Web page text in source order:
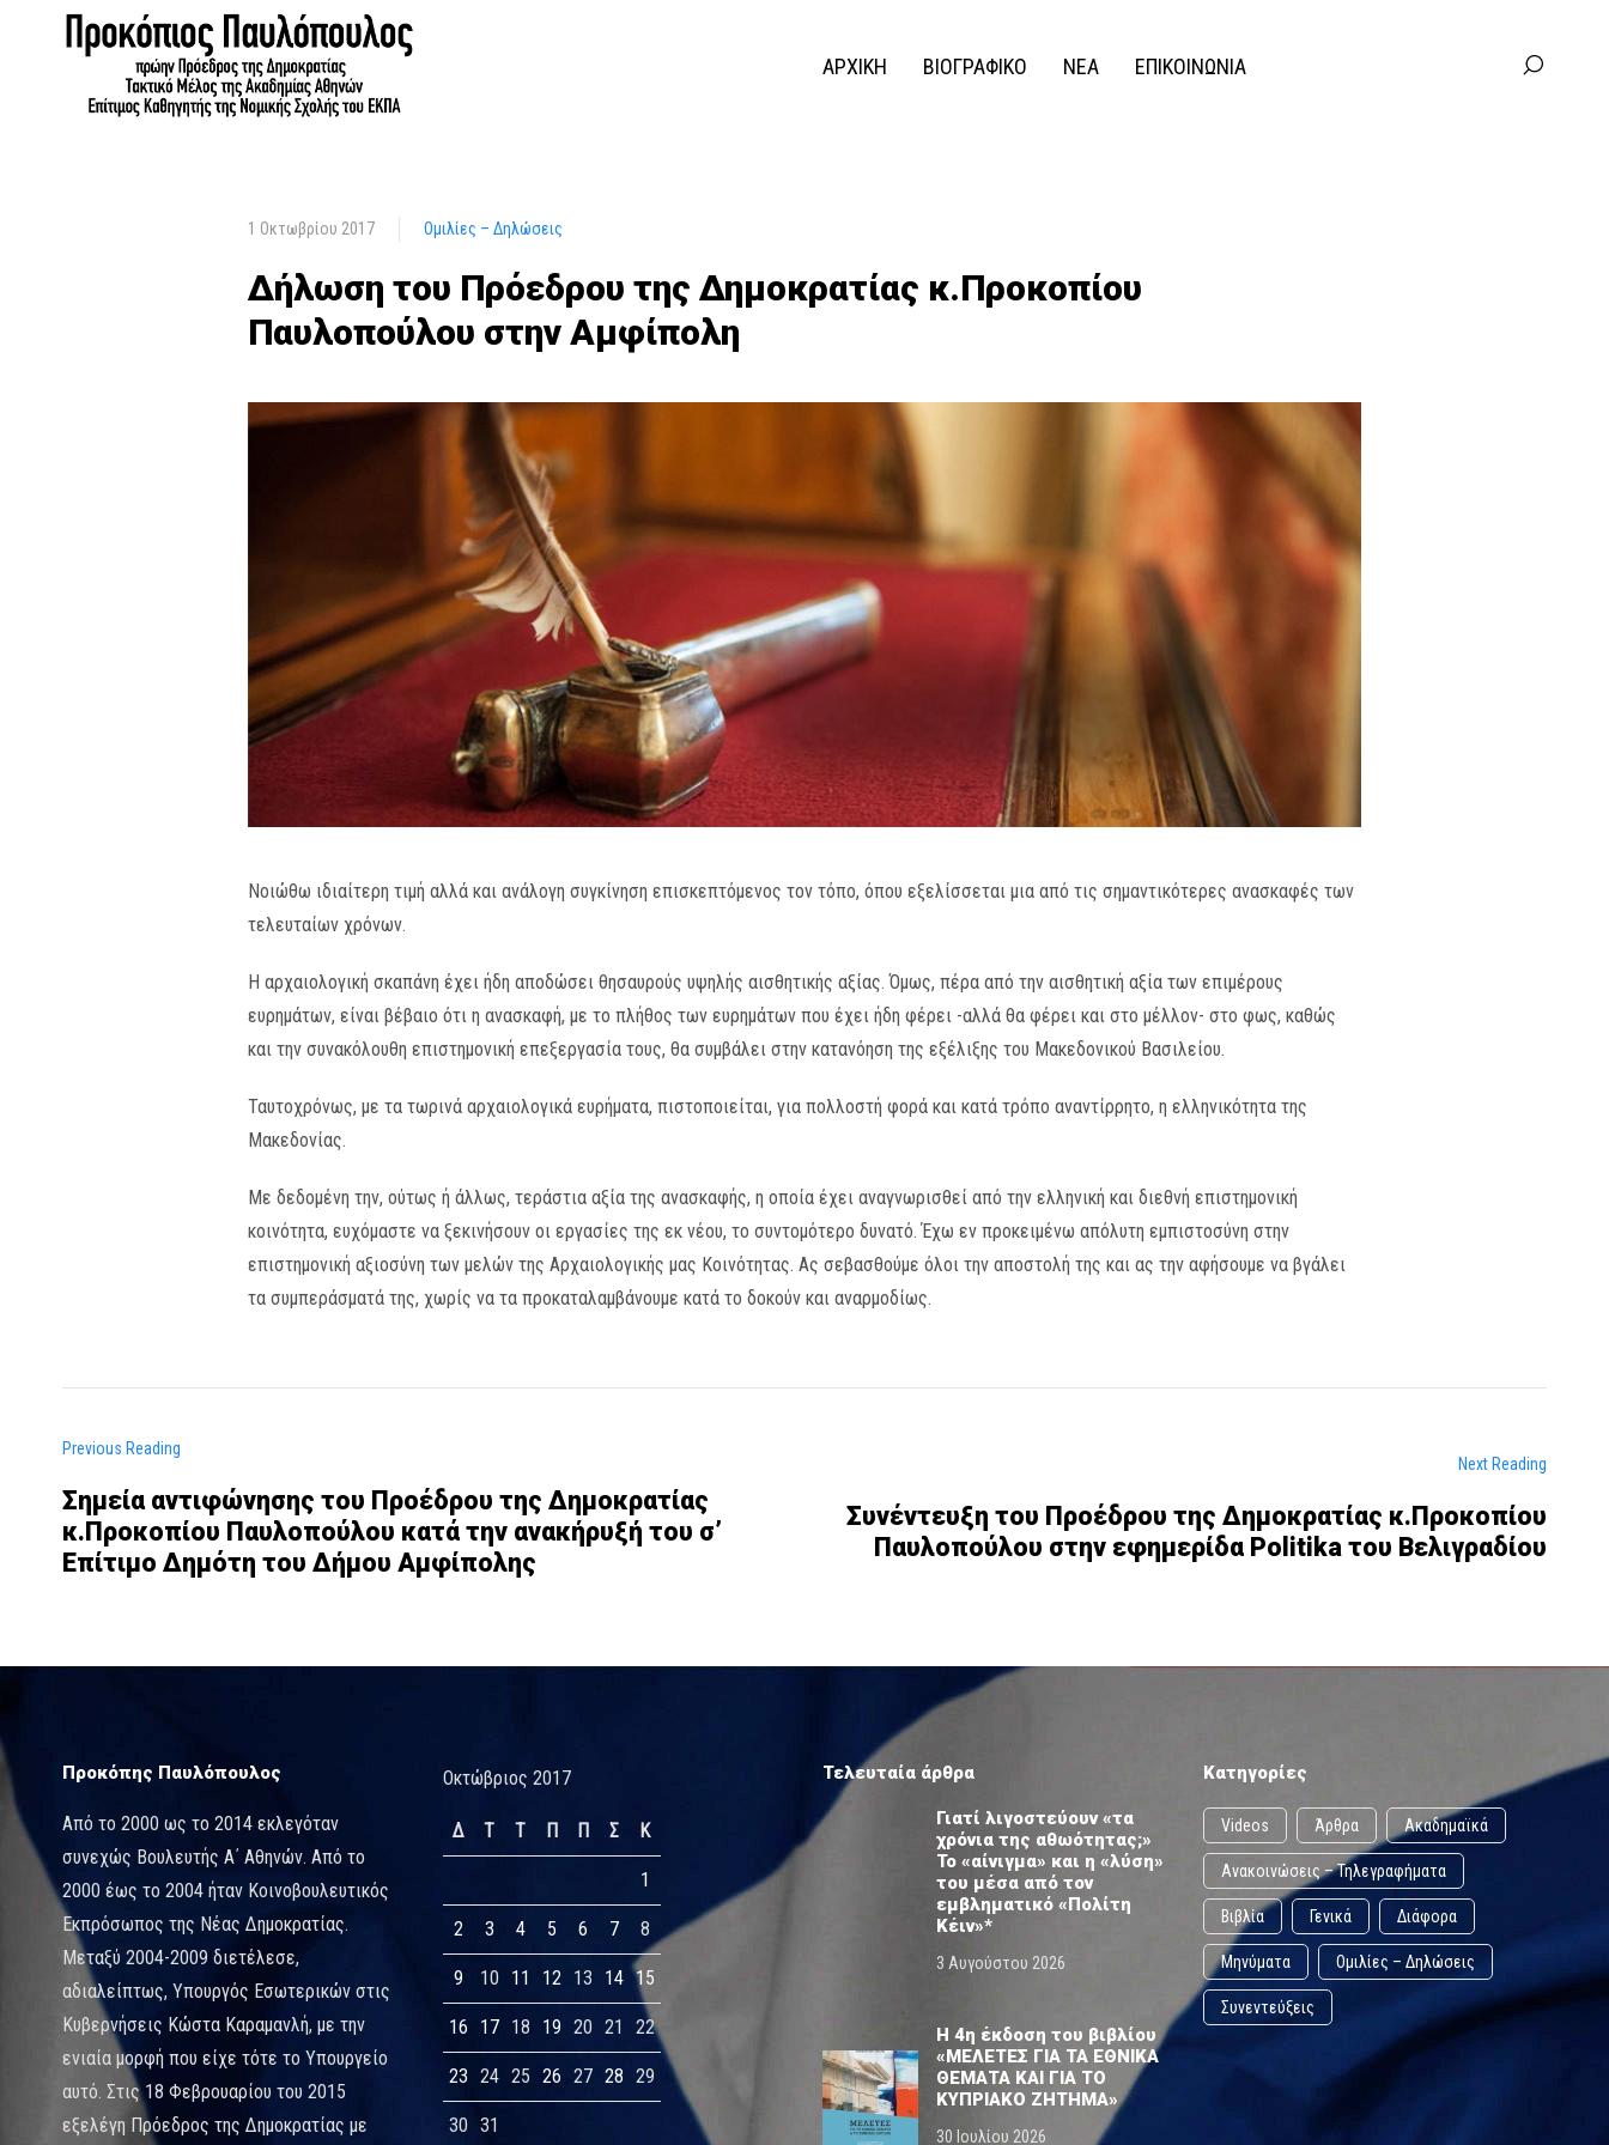
ΑΡΧΙΚΗ ΒΙΟΓΡΑΦΙΚΟ ΝΕΑ ΕΠΙΚΟΙΝΩΝΙΑ
1 Οκτωβρίου 2017 Ομιλίες – Δηλώσεις
Δήλωση του Πρόεδρου της Δημοκρατίας κ.Προκοπίου
Παυλοπούλου στην Αμφίπολη
Νοιώθω ιδιαίτερη τιμή αλλά και ανάλογη συγκίνηση επισκεπτόμενος τον τόπο, όπου εξελίσσεται μια από τις σημαντικότερες ανασκαφές των
τελευταίων χρόνων.
Η αρχαιολογική σκαπάνη έχει ήδη αποδώσει θησαυρούς υψηλής αισθητικής αξίας. Όμως, πέρα από την αισθητική αξία των επιμέρους
ευρημάτων, είναι βέβαιο ότι η ανασκαφή, με το πλήθος των ευρημάτων που έχει ήδη φέρει -αλλά θα φέρει και στο μέλλον- στο φως, καθώς
και την συνακόλουθη επιστημονική επεξεργασία τους, θα συμβάλει στην κατανόηση της εξέλιξης του Μακεδονικού Βασιλείου.
Ταυτοχρόνως, με τα τωρινά αρχαιολογικά ευρήματα, πιστοποιείται, για πολλοστή φορά και κατά τρόπο αναντίρρητο, η ελληνικότητα της
Μακεδονίας.
Με δεδομένη την, ούτως ή άλλως, τεράστια αξία της ανασκαφής, η οποία έχει αναγνωρισθεί από την ελληνική και διεθνή επιστημονική
κοινότητα, ευχόμαστε να ξεκινήσουν οι εργασίες της εκ νέου, το συντομότερο δυνατό. Έχω εν προκειμένω απόλυτη εμπιστοσύνη στην
επιστημονική αξιοσύνη των μελών της Αρχαιολογικής μας Κοινότητας. Ας σεβασθούμε όλοι την αποστολή της και ας την αφήσουμε να βγάλει
τα συμπεράσματά της, χωρίς να τα προκαταλαμβάνουμε κατά το δοκούν και αναρμοδίως.
Previous Reading
Σημεία αντιφώνησης του Προέδρου της Δημοκρατίας
κ.Προκοπίου Παυλοπούλου κατά την ανακήρυξή του σ’
Επίτιμο Δημότη του Δήμου Αμφίπολης
Next Reading
Συνέντευξη του Προέδρου της Δημοκρατίας κ.Προκοπίου
Παυλοπούλου στην εφημερίδα Politika του Βελιγραδίου
Προκόπης Παυλόπουλος
Από το 2000 ως το 2014 εκλεγόταν
συνεχώς Βουλευτής Α΄ Αθηνών. Από το
2000 έως το 2004 ήταν Κοινοβουλευτικός
Εκπρόσωπος της Νέας Δημοκρατίας.
Μεταξύ 2004-2009 διετέλεσε,
αδιαλείπτως, Υπουργός Εσωτερικών στις
Κυβερνήσεις Κώστα Καραμανλή, με την
ενιαία μορφή που είχε τότε το Υπουργείο
αυτό. Στις 18 Φεβρουαρίου του 2015
εξελέγη Πρόεδρος της Δημοκρατίας με
Οκτώβριος 2017
Δ Τ Τ Π Π Σ Κ
1
2 3 4 5 6 7 8
9 10 11 12 13 14 15
16 17 18 19 20 21 22
23 24 25 26 27 28 29
30 31
Τελευταία άρθρα
Γιατί λιγοστεύουν «τα
χρόνια της αθωότητας;»
Το «αίνιγμα» και η «λύση»
του μέσα από τον
εμβληματικό «Πολίτη
Κέιν»*
3 Αυγούστου 2026
Η 4η έκδοση του βιβλίου
«ΜΕΛΕΤΕΣ ΓΙΑ ΤΑ ΕΘΝΙΚΑ
ΘΕΜΑΤΑ ΚΑΙ ΓΙΑ ΤΟ
ΚΥΠΡΙΑΚΟ ΖΗΤΗΜΑ»
30 Ιουλίου 2026
Κατηγορίες
Videos Άρθρα Ακαδημαϊκά
Ανακοινώσεις – Τηλεγραφήματα
Βιβλία Γενικά Διάφορα
Μηνύματα Ομιλίες – Δηλώσεις
Συνεντεύξεις